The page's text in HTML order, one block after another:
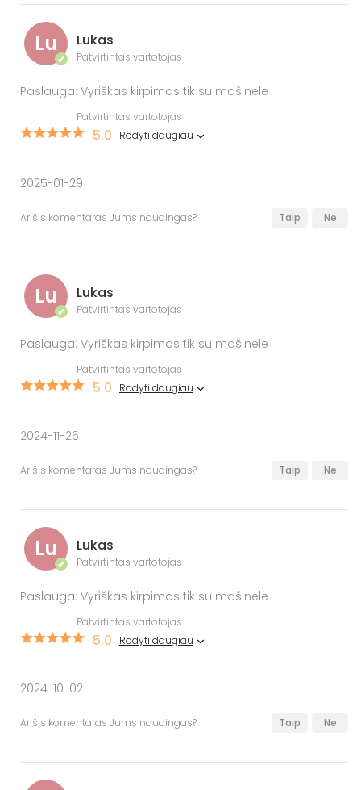
Lu
✔
Lukas
Patvirtintas vartotojas
Paslauga: Vyriškas kirpimas tik su mašinėle
Patvirtintas vartotojas
5.0 Rodyti daugiau
2025-01-29
Ar šis komentaras Jums naudingas? Taip Ne
Lu
✔
Lukas
Patvirtintas vartotojas
Paslauga: Vyriškas kirpimas tik su mašinėle
Patvirtintas vartotojas
5.0 Rodyti daugiau
2024-11-26
Ar šis komentaras Jums naudingas? Taip Ne
Lu
✔
Lukas
Patvirtintas vartotojas
Paslauga: Vyriškas kirpimas tik su mašinėle
Patvirtintas vartotojas
5.0 Rodyti daugiau
2024-10-02
Ar šis komentaras Jums naudingas? Taip Ne